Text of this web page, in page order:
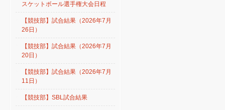
スケットボール選手権大会日程
【競技部】試合結果（2026年7月
26日）
【競技部】試合結果（2026年7月
20日）
【競技部】試合結果（2026年7月
11日）
【競技部】SBL試合結果